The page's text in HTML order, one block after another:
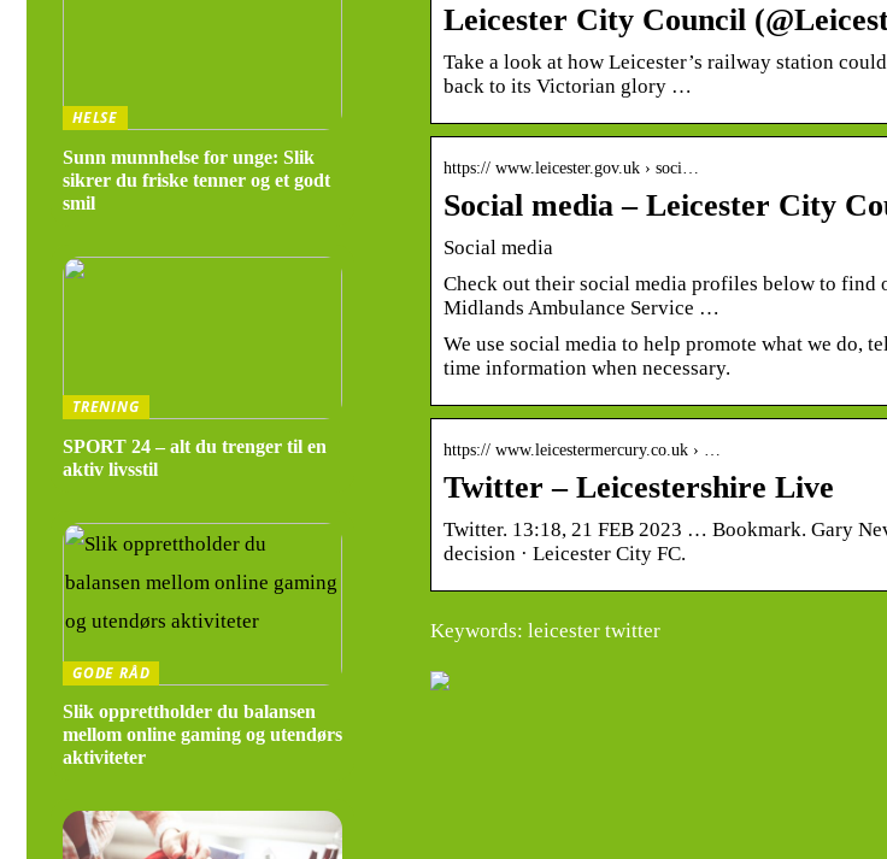
Leicester City Council
Take a look at how Leicester’s railway station
back to its Victorian glory …
https:// www.leicester.gov.uk › soci…
Social media – Leicester City
Social media
Check out their social media profiles below to find
Midlands Ambulance Service …
We use social media to help promote what we do,
time information when necessary.
https:// www.leicestermercury.co.uk › …
Twitter – Leicestershire Live
Twitter. 13:18, 21 FEB 2023 … Bookmark. Gary
decision · Leicester City FC.
Keywords: leicester twitter
HELSE
Sunn munnhelse for unge: Slik
sikrer du friske tenner og et godt
smil
TRENING
SPORT 24 – alt du trenger til en
aktiv livsstil
GODE RÅD
Slik opprettholder du balansen
mellom online gaming og utendørs
aktiviteter